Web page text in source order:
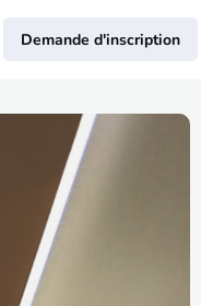
Demande d'inscription